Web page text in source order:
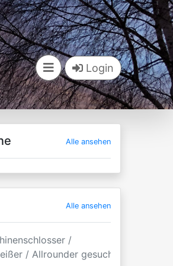
Login
Alle ansehen
Alle ansehen
/
/ Allrounder gesucht